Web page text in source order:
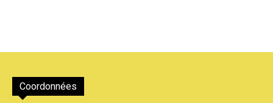
Coordonnées